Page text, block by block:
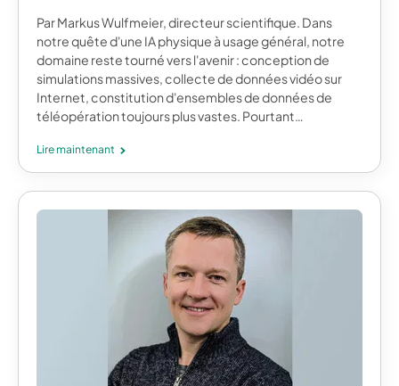
Par Markus Wulfmeier, directeur scientifique. Dans
notre quête d'une IA physique à usage général, notre
domaine reste tourné vers l'avenir : conception de
simulations massives, collecte de données vidéo sur
Internet, constitution d'ensembles de données de
téléopération toujours plus vastes. Pourtant…
Lire maintenant